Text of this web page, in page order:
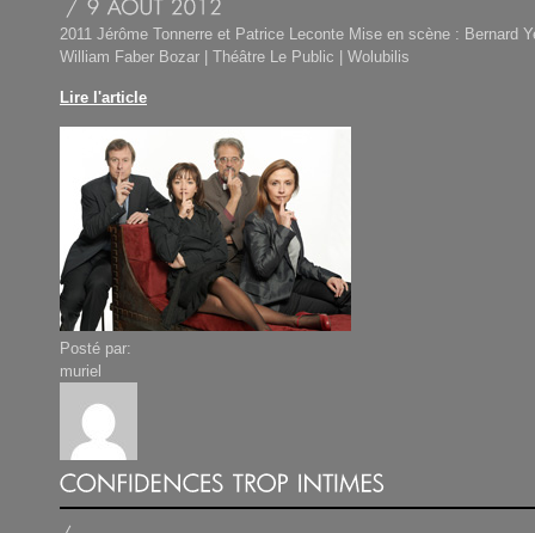
2011 Jérôme Tonnerre et Patrice Leconte Mise en scène : Bernard
William Faber Bozar | Théâtre Le Public | Wolubilis
Lire l'article
Posté par:
muriel